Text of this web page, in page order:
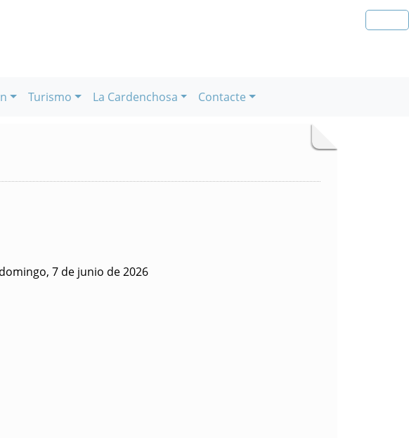
Turismo La Cardenchosa Contacte
7 de junio de 2026